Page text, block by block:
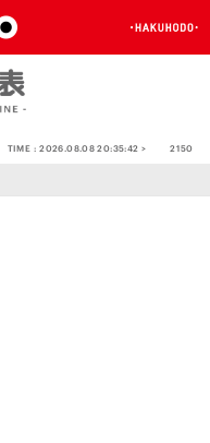
TIME :2026.08.08 20:35:42 > 2150